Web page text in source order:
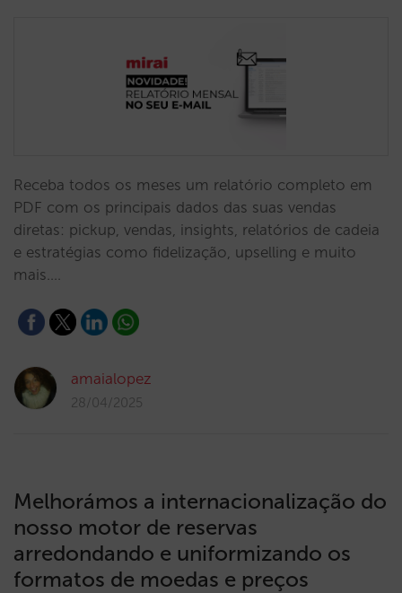
Receba todos os meses um relatório completo em
PDF com os principais dados das suas vendas
diretas: pickup, vendas, insights, relatórios de cadeia
e estratégias como fidelização, upselling e muito
mais.…
amaialopez
28/04/2025
Melhorámos a internacionalização do
nosso motor de reservas
arredondando e uniformizando os
formatos de moedas e preços